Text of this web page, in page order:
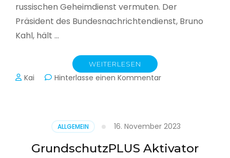
russischen Geheimdienst vermuten. Der
Präsident des Bundesnachrichtendienst, Bruno
Kahl, hält …
WEITERLESEN
Kai Hinterlasse einen Kommentarzu
Schlacht
im
Netz
ALLGEMEIN 16. November 2023
GrundschutzPLUS Aktivator